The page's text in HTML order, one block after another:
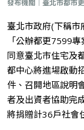
發布機關｜臺北市都市
臺北市政府(下稱
「公辦都更7599
同意臺北市住宅及
都中心將進場啟動
件、召開地區說明
者及出資者協助完
將捐贈計36戶社會